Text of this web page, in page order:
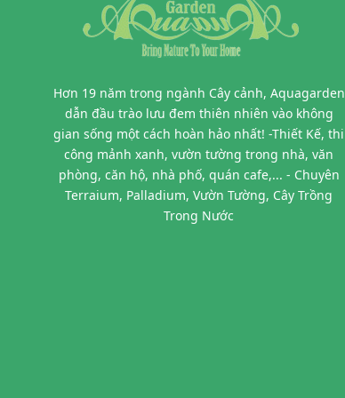
Hơn 19 năm trong ngành Cây cảnh, Aquagarden
dẫn đầu trào lưu đem thiên nhiên vào không
gian sống một cách hoàn hảo nhất! -Thiết Kế, thi
công mảnh xanh, vườn tường trong nhà, văn
phòng, căn hộ, nhà phố, quán cafe,... - Chuyên
Terraium, Palladium, Vườn Tường, Cây Trồng
Trong Nước